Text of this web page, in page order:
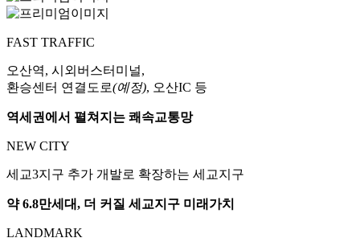
FAST TRAFFIC
오산역, 시외버스터미널,
환승센터 연결도로(예정), 오산IC 등
역세권에서 펼쳐지는 쾌속교통망
NEW CITY
세교3지구 추가 개발로 확장하는 세교지구
약 6.8만세대, 더 커질 세교지구 미래가치
LANDMARK